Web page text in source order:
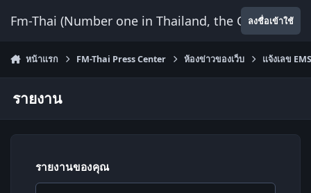
Fm-Thai (Number one in Thailand, the Onlyลงชื่อเข้าใช้
หน้าแรก FM-Thai Press Center ห้องข่าวของเว็บ แจ้งเลข
รายงาน
รายงานของคุณ